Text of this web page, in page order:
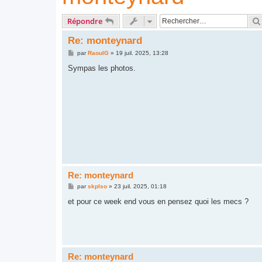
Répondre
Re: monteynard
M
s
s
parRaoulG» 19 juil. 2025, 13:28
Sympas les photos.
Re: monteynard
M
s
s
parskplso» 23 juil. 2025, 01:18
et pour ce week end vous en pensez quoi les mecs ?
Re: monteynard